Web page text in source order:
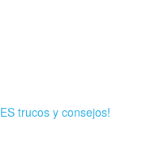
trucos y consejos!